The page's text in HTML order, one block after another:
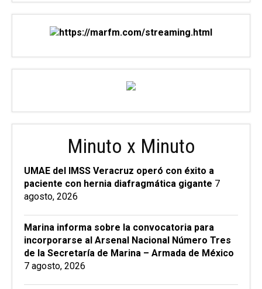
Minuto x Minuto
UMAE del IMSS Veracruz operó con éxito a
paciente con hernia diafragmática gigante 7
agosto, 2026
Marina informa sobre la convocatoria para
incorporarse al Arsenal Nacional Número Tres
de la Secretaría de Marina – Armada de México
7 agosto, 2026